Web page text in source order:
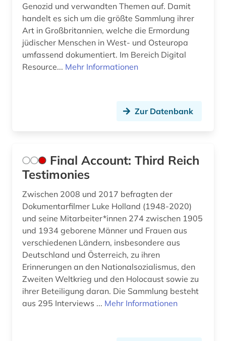
Genozid und verwandten Themen auf. Damit
handelt es sich um die größte Sammlung ihrer
Art in Großbritannien, welche die Ermordung
jüdischer Menschen in West- und Osteuropa
umfassend dokumentiert. Im Bereich Digital
Resource... Mehr Informationen
Zur Datenbank
Final Account: Third Reich
Testimonies
Zwischen 2008 und 2017 befragten der
Dokumentarfilmer Luke Holland (1948-2020)
und seine Mitarbeiter*innen 274 zwischen 1905
und 1934 geborene Männer und Frauen aus
verschiedenen Ländern, insbesondere aus
Deutschland und Österreich, zu ihren
Erinnerungen an den Nationalsozialismus, den
Zweiten Weltkrieg und den Holocaust sowie zu
ihrer Beteiligung daran. Die Sammlung besteht
aus 295 Interviews ... Mehr Informationen